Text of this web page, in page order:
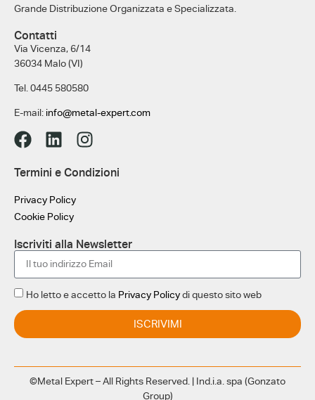
Grande Distribuzione Organizzata e Specializzata.
Contatti
Via Vicenza, 6/14
36034 Malo (VI)
Tel. 0445 580580
E-mail: info@metal-expert.com
Termini e Condizioni
Privacy Policy
Cookie Policy
Iscriviti alla Newsletter
Ho letto e accetto la Privacy Policydi questo sito web
ISCRIVIMI
©Metal Expert – All Rights Reserved. | Ind.i.a. spa (Gonzato
Group)